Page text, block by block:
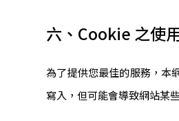
六、Cookie 之使
為了提供您最佳的服務，本
寫入，但可能會導致網站某